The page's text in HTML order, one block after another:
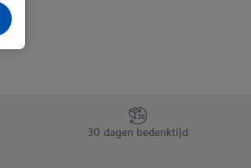
30 dagen bedenktijd